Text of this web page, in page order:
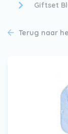
VIB®-Dealer
Giftset
Terug naar